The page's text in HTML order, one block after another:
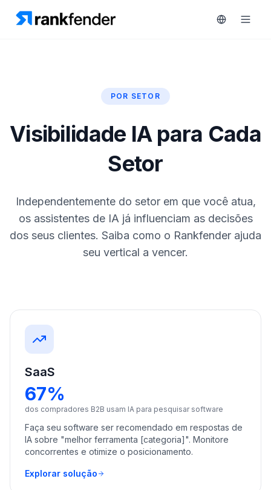
Engine
de
chave
Content
Engine
RAISA
Assistant
Integrações
e análises
Soluções
gratuitas
Preços
POR SETOR
Visibilidade IA para Cada
Setor
Independentemente do setor em que você atua,
os assistentes de IA já influenciam as decisões
dos seus clientes. Saiba como o Rankfender ajuda
seu vertical a vencer.
SaaS
67%
dos compradores B2B usam IA para pesquisar software
Faça seu software ser recomendado em respostas de
IA sobre "melhor ferramenta [categoria]". Monitore
concorrentes e otimize o posicionamento.
Explorar solução